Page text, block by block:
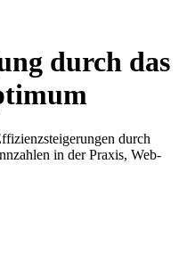
durch das
durch
in der Praxis, Web-